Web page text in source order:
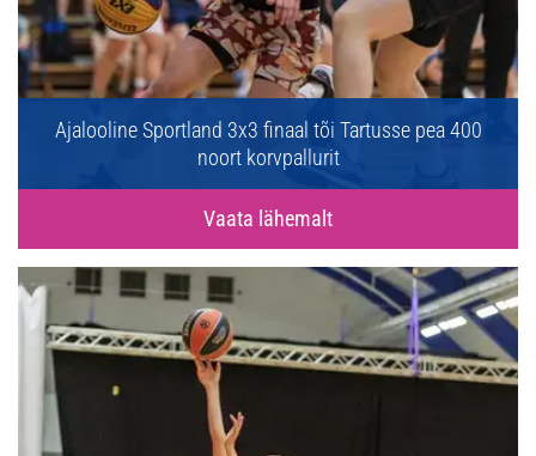
Ajalooline Sportland 3x3 finaal tõi Tartusse pea 400
noort korvpallurit
Vaata lähemalt